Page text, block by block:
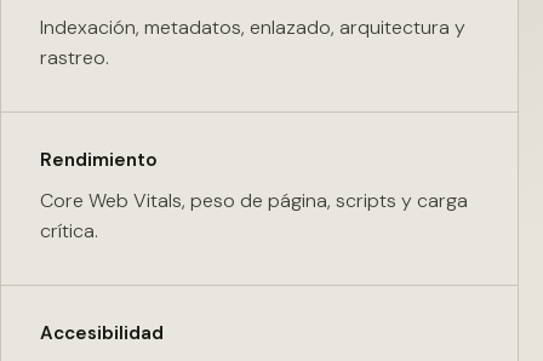
Indexación, metadatos, enlazado, arquitectura y
rastreo.
Rendimiento
Core Web Vitals, peso de página, scripts y carga
crítica.
Accesibilidad